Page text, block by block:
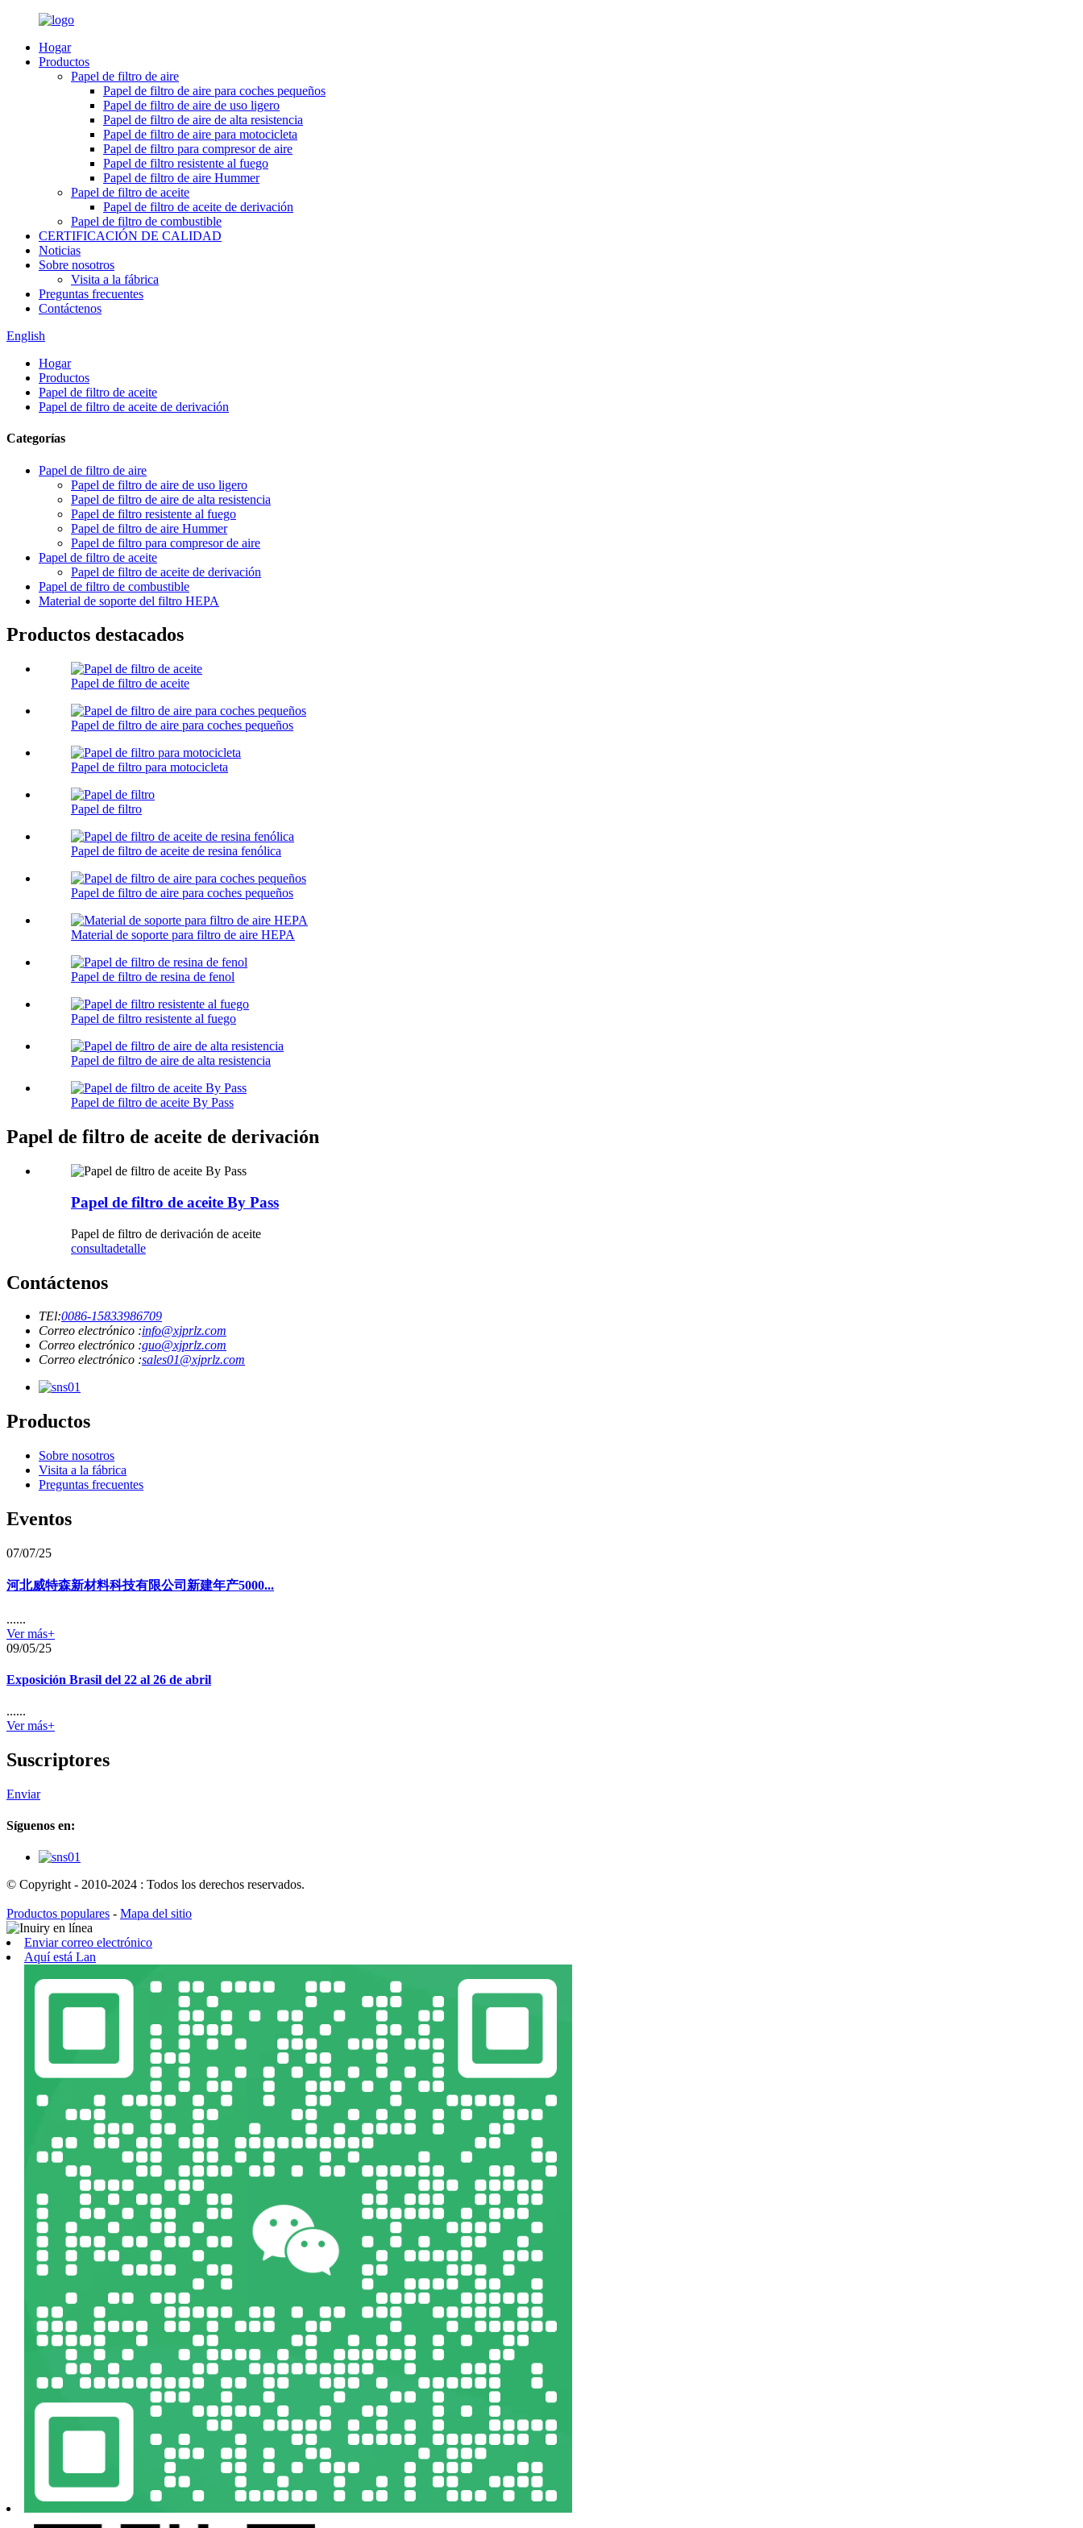
Hogar
Productos
Papel de filtro de aire
Papel de filtro de aire para coches pequeños
Papel de filtro de aire de uso ligero
Papel de filtro de aire de alta resistencia
Papel de filtro de aire para motocicleta
Papel de filtro para compresor de aire
Papel de filtro resistente al fuego
Papel de filtro de aire Hummer
Papel de filtro de aceite
Papel de filtro de aceite de derivación
Papel de filtro de combustible
CERTIFICACIÓN DE CALIDAD
Noticias
Sobre nosotros
Visita a la fábrica
Preguntas frecuentes
Contáctenos
English
Hogar
Productos
Papel de filtro de aceite
Papel de filtro de aceite de derivación
Categorías
Papel de filtro de aire
Papel de filtro de aire de uso ligero
Papel de filtro de aire de alta resistencia
Papel de filtro resistente al fuego
Papel de filtro de aire Hummer
Papel de filtro para compresor de aire
Papel de filtro de aceite
Papel de filtro de aceite de derivación
Papel de filtro de combustible
Material de soporte del filtro HEPA
Productos destacados
Papel de filtro de aceite
Papel de filtro de aire para coches pequeños
Papel de filtro para motocicleta
Papel de filtro
Papel de filtro de aceite de resina fenólica
Papel de filtro de aire para coches pequeños
Material de soporte para filtro de aire HEPA
Papel de filtro de resina de fenol
Papel de filtro resistente al fuego
Papel de filtro de aire de alta resistencia
Papel de filtro de aceite By Pass
Papel de filtro de aceite de derivación
Papel de filtro de aceite By Pass
Papel de filtro de derivación de aceite
consultadetalle
Contáctenos
TEl:0086-15833986709
Correo electrónico :info@xjprlz.com
Correo electrónico :guo@xjprlz.com
Correo electrónico :sales01@xjprlz.com
Productos
Sobre nosotros
Visita a la fábrica
Preguntas frecuentes
Eventos
07/07/25
河北威特森新材料科技有限公司新建年产5000...
......
Ver más+
09/05/25
Exposición Brasil del 22 al 26 de abril
......
Ver más+
Suscriptores
Enviar
Síguenos en:
© Copyright - 2010-2024 : Todos los derechos reservados.
Productos populares - Mapa del sitio
Enviar correo electrónico
Aquí está Lan